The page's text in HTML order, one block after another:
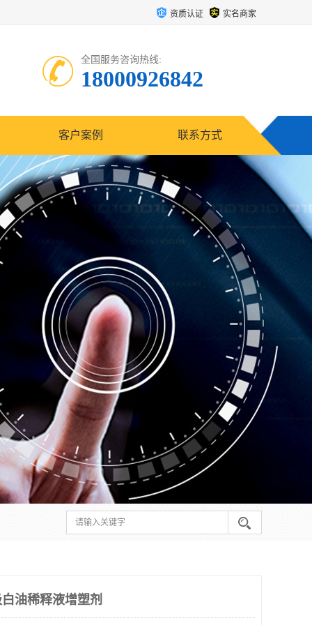
资质认证 实名商家
全国服务咨询热线:
18000926842
客户案例 联系方式
油稀释液增塑剂